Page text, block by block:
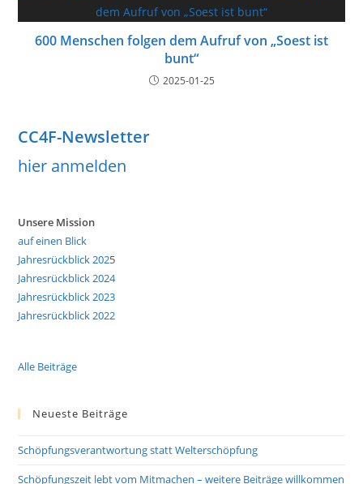
600 Menschen folgen dem Aufruf von „Soest ist
bunt“
2025-01-25
CC4F-Newsletter
hier anmelden
Unsere Mission
auf einen Blick
Jahresrückblick 2025
Jahresrückblick 2024
Jahresrückblick 2023
Jahresrückblick 2022
Alle Beiträge
Neueste Beiträge
Schöpfungsverantwortung statt Welterschöpfung
Schöpfungszeit lebt vom Mitmachen – weitere Beiträge willkommen